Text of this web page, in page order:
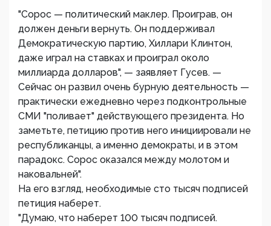
"Сорос — политический маклер. Проиграв, он
должен деньги вернуть. Он поддерживал
Демократическую партию, Хиллари Клинтон,
даже играл на ставках и проиграл около
миллиарда долларов", — заявляет Гусев. —
Сейчас он развил очень бурную деятельность —
практически ежедневно через подконтрольные
СМИ "поливает" действующего президента. Но
заметьте, петицию против него инициировали не
республиканцы, а именно демократы, и в этом
парадокс. Сорос оказался между молотом и
наковальней".
На его взгляд, необходимые сто тысяч подписей
петиция наберет.
"Думаю, что наберет 100 тысяч подписей.